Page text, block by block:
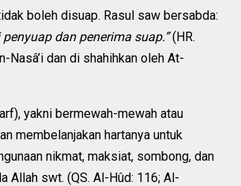
boleh disuap. Rasul saw bersabda:
penyuap dan penerima suap.”(HR.
Nasâ’i dan di shahihkan oleh At-
yakni bermewah-mewah atau
membelanjakan hartanya untuk
nikmat, maksiat, sombong, dan
Allah swt. (QS. Al-Hûd: 116; Al-